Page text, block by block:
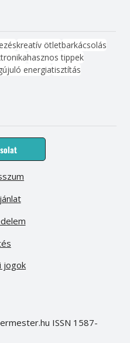
kreatív ötletbarkácsolás
hasznos tippek
energiatisztítás
jogok
ISSN 1587-